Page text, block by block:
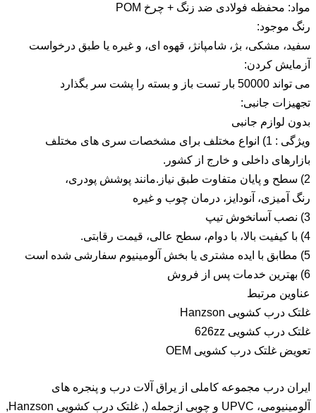
مواد: محفظه فولادی ضد زنگ + چرخ POM
رنگ موجود:
سفید، مشکی، بژ، شامپانژ، قهوه ای، و غیره یا طبق درخواست
آزمایش کردن:
می تواند 50000 بار تست باز و بسته را پشت سر بگذارد
تجهیزات جانبی:
بدون لوازم جانبی
ویژگی : 1) انواع مختلف برای مشخصات سری های مختلف
بازارهای داخلی و خارج از کشور.
2) سطح و پایان متفاوت طبق نیاز.مانند پوشش پودری،
رنگ آمیزی، آنودایز، درمان چوب و غیره
3) نصب آسانخوش تیپ
4) با کیفیت بالا، با دوام، سطح عالی، قیمت رقابتی.
5) مطابق با ایده مشتری یا بخش آلومینیوم سفارشی شده است
6) بهترین خدمات پس از فروش
عناوین مرتبط
غلتک درب کشویی Hanzson
غلتک درب کشویی 626zz
تعویض غلتک درب کشویی OEM
ایران درب مجموعه کاملی از یراق آلات درب و پنجره های
آلومینیومی، UPVC و چوبی ازجمله (, غلتک درب کشویی Hanzson,